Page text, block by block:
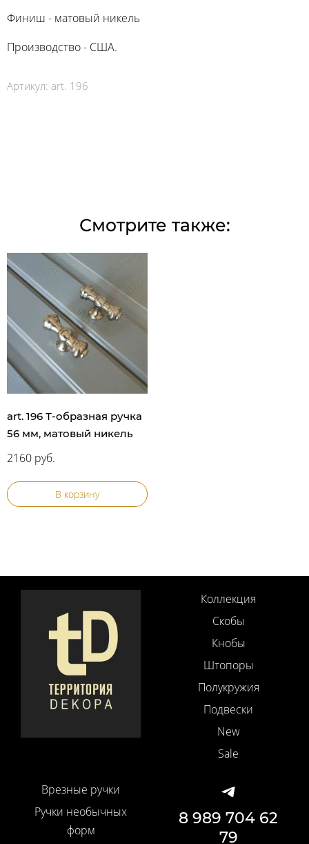
Финиш - матовый никель
Производство - США.
Артикул: art. 196
Смотрите также:
art. 196 Т-образная ручка
56 мм, матовый никель
2160 руб.
В корзину
Коллекция
Скобы
Кнобы
Штопоры
Полукружия
Подвески
New
Sale
Врезные ручки
Ручки необычных
форм
8 989 704 62
79